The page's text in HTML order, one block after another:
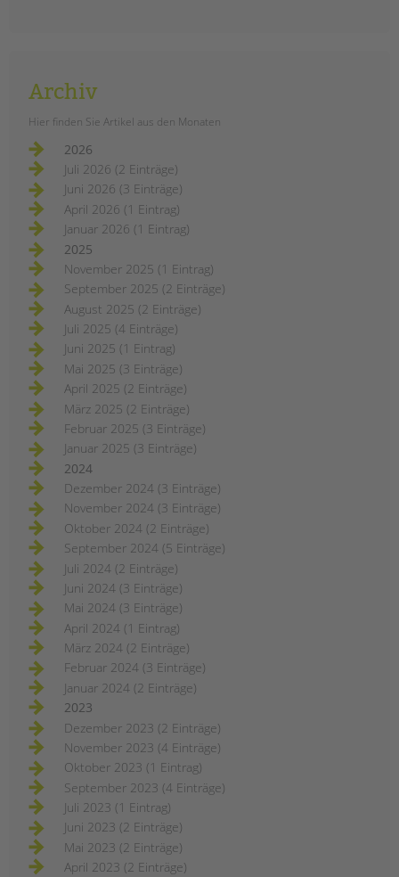
Norden Neuköllns: Im Dezember
haben wir ungewöhnliche und
interessante Geschichten von
unseren Kolleg*innen gehört.
weiterlesenmenschen
im
harzer
kiez:
dezember
Archiv
Hier finden Sie Artikel aus den Monaten
2026
Juli 2026 (2 Einträge)
Juni 2026 (3 Einträge)
April 2026 (1 Eintrag)
Januar 2026 (1 Eintrag)
2025
November 2025 (1 Eintrag)
September 2025 (2 Einträge)
August 2025 (2 Einträge)
Juli 2025 (4 Einträge)
Juni 2025 (1 Eintrag)
Mai 2025 (3 Einträge)
April 2025 (2 Einträge)
März 2025 (2 Einträge)
Februar 2025 (3 Einträge)
Januar 2025 (3 Einträge)
2024
Dezember 2024 (3 Einträge)
November 2024 (3 Einträge)
Oktober 2024 (2 Einträge)
September 2024 (5 Einträge)
Juli 2024 (2 Einträge)
Juni 2024 (3 Einträge)
Mai 2024 (3 Einträge)
April 2024 (1 Eintrag)
März 2024 (2 Einträge)
Februar 2024 (3 Einträge)
Januar 2024 (2 Einträge)
2023
Dezember 2023 (2 Einträge)
November 2023 (4 Einträge)
Oktober 2023 (1 Eintrag)
September 2023 (4 Einträge)
Juli 2023 (1 Eintrag)
Juni 2023 (2 Einträge)
Mai 2023 (2 Einträge)
April 2023 (2 Einträge)